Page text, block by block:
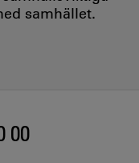
samhället.
00